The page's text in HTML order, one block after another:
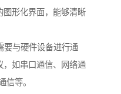
图形化界面，能够清晰
要与硬件设备进行通
，如串口通信、网络通
信等。